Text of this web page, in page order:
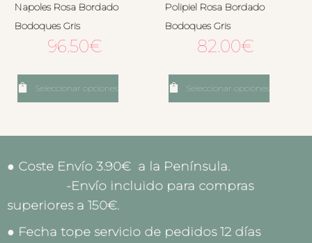
Napoles Rosa Bordado
Bodoques Gris
96.50€
Seleccionar opciones
Polipiel Rosa Bordado
Bodoques Gris
82.00€
Seleccionar opciones
● Coste Envío 3.90€ a la Península.
-Envío incluido para compras
superiores a 150€.
● Fecha tope servicio de pedidos 12 días